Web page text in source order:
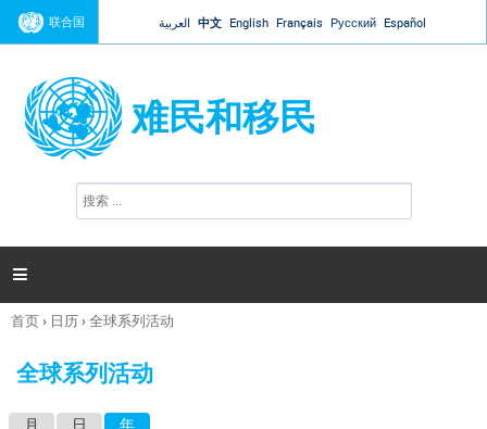
Jump to navigation
联合国 العربية 中文 English Français Русский Español
难民和移民
搜
索

你
这
首页› 日历›全球系列活动
全球系列活动
月 日 年